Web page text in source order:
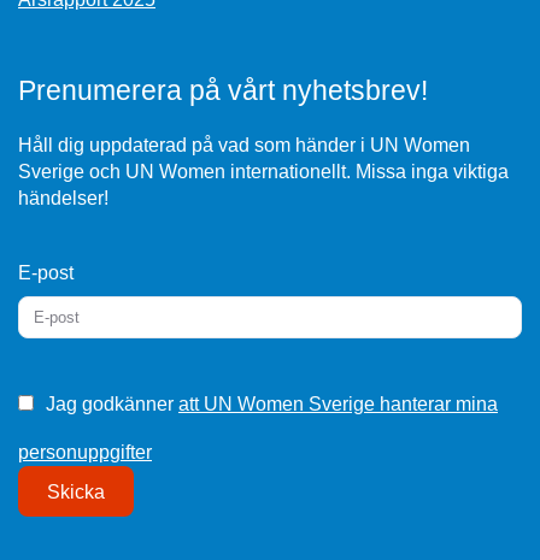
Prenumerera på vårt nyhetsbrev!
Håll dig uppdaterad på vad som händer i UN Women
Sverige och UN Women internationellt. Missa inga viktiga
händelser!
E-post
Jag godkänner att UN Women Sverige hanterar mina
personuppgifter
Skicka